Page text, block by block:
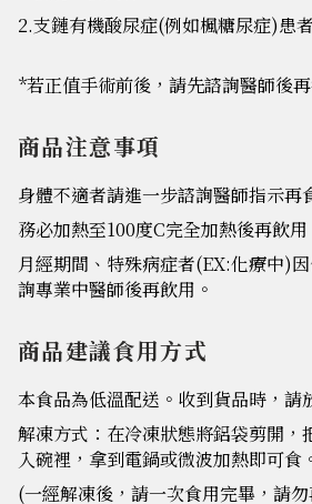
2.支鏈有機酸尿症(例如楓糖尿症)患
*若正值手術前後，請先諮詢醫師後
商品注意事項
身體不適者請進一步諮詢醫師指示再
務必加熱至100度C完全加熱後再飲用
月經期間、特殊病症者(EX:化療中)
詢專業中醫師後再飲用。
商品建議食用方式
本食品為低溫配送。收到貨品時，請
解凍方式：在冷凍狀態將鋁袋剪開，
入碗裡，拿到電鍋或微波加熱即可食
(一經解凍後，請一次食用完畢，請